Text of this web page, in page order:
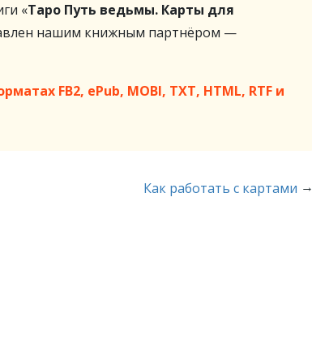
«Таро Путь ведьмы. Карты для
нашим книжным партнёром —
FB2, ePub, MOBI, TXT, HTML, RTF и
Как работать с картами →